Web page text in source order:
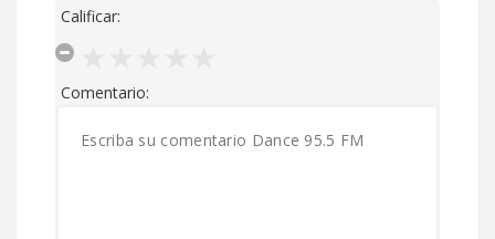
Calificar:
Comentario: